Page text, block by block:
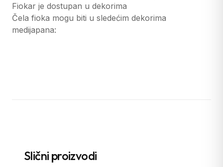
Fiokar je dostupan u dekorima
Čela fioka mogu biti u sledećim dekorima
medijapana:
Slični proizvodi